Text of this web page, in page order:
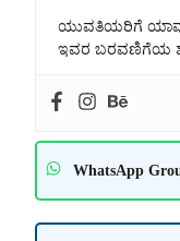
ಯುವತಿಯರಿಗೆ
ಇವರ ಬರವಣಿಗೆಯ
WhatsApp